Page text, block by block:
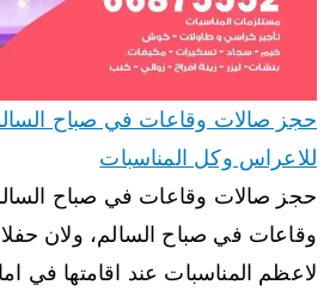
للاعراس وكل المناسبات
حجز صالات وقاعات في صباح
وقاعات في صباح السالم، ولان
لاعظم المناسبات عند اقامتها في